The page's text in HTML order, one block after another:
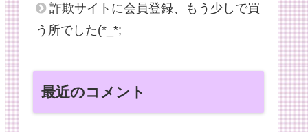
詐欺サイトに会員登録、もう少しで買
う所でした(*_*;
最近のコメント